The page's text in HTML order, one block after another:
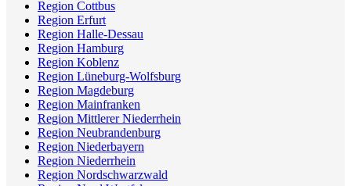
Region Cottbus
Region Erfurt
Region Halle-Dessau
Region Hamburg
Region Koblenz
Region Lüneburg-Wolfsburg
Region Magdeburg
Region Mainfranken
Region Mittlerer Niederrhein
Region Neubrandenburg
Region Niederbayern
Region Niederrhein
Region Nordschwarzwald